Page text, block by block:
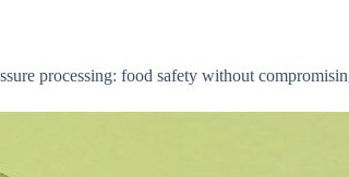
processing: food safety without